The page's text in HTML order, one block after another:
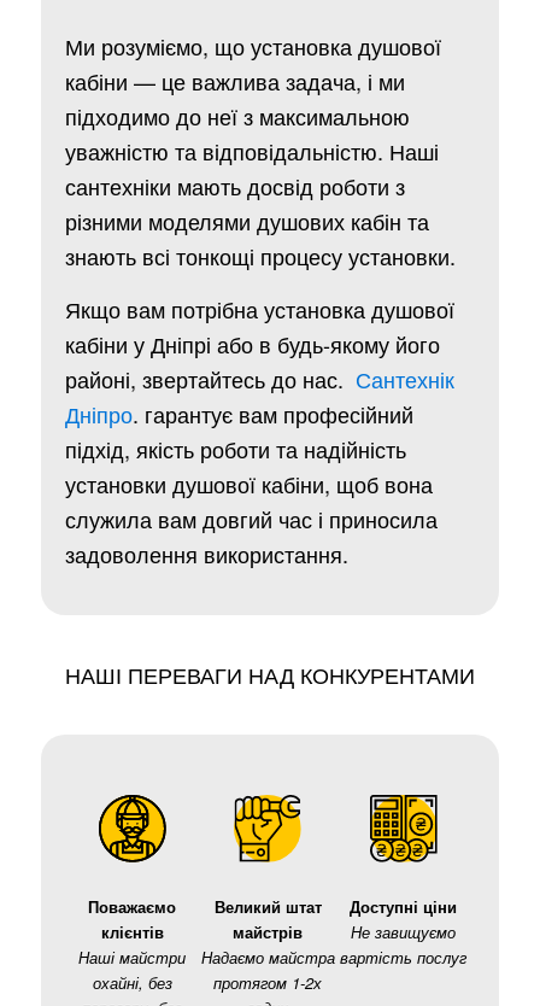
Ми розуміємо, що установка душової
кабіни — це важлива задача, і ми
підходимо до неї з максимальною
уважністю та відповідальністю. Наші
сантехніки мають досвід роботи з
різними моделями душових кабін та
знають всі тонкощі процесу установки.
Якщо вам потрібна установка душової
кабіни у Дніпрі або в будь-якому його
районі, звертайтесь до нас. Сантехнік
Дніпро. гарантує вам професійний
підхід, якість роботи та надійність
установки душової кабіни, щоб вона
служила вам довгий час і приносила
задоволення використання.
НАШІ ПЕРЕВАГИ НАД КОНКУРЕНТАМИ
Поважаємо
клієнтів
Наші майстри
охайні, без
Великий штат
майстрів
Надаємо майстра
протягом 1-2х
Доступні ціни
Не завищуємо
вартість послуг